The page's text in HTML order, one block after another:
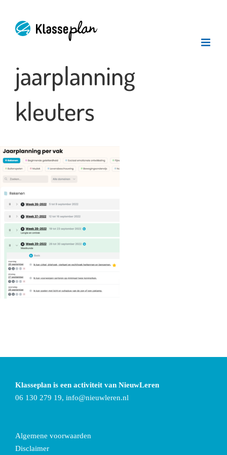
inhoud
jaarplanning
kleuters
Klasseplan is een activiteit van NieuwLeren
06 130 279 19, info@nieuwleren.nl
Algemene voorwaarden
Disclaimer